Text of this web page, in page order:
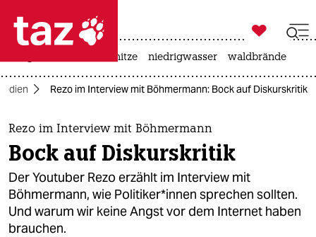
 taz zahl ich
taz zahl ich
themen
politik
öko
gesellschaft

taz zahl ich
hitze niedrigwasser waldbrände
Rezo im Interview mit Böhmermann: Bock auf Diskurskritik
Rezo im Interview mit Böhmermann
Bock auf Diskurskritik
Der Youtuber Rezo erzählt im Interview mit
Böhmermann, wie Politiker*innen sprechen sollten.
Und warum wir keine Angst vor dem Internet haben
brauchen.